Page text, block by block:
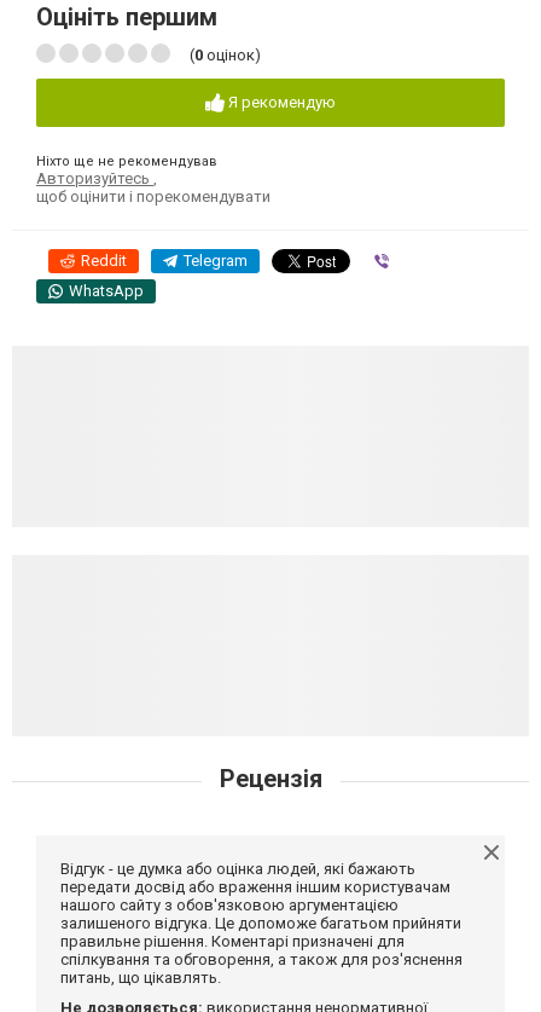
Оцініть першим
(0 оцінок)
Я рекомендую
Ніхто ще не рекомендував
Авторизуйтесь ,
щоб оцінити і порекомендувати
Reddit Telegram
WhatsApp
Рецензія
Відгук - це думка або оцінка людей, які бажають
передати досвід або враження іншим користувачам
нашого сайту з обов'язковою аргументацією
залишеного відгука. Це допоможе багатьом прийняти
правильне рішення. Коментарі призначені для
спілкування та обговорення, а також для роз'яснення
питань, що цікавлять.
Не дозволяється: використання ненормативної